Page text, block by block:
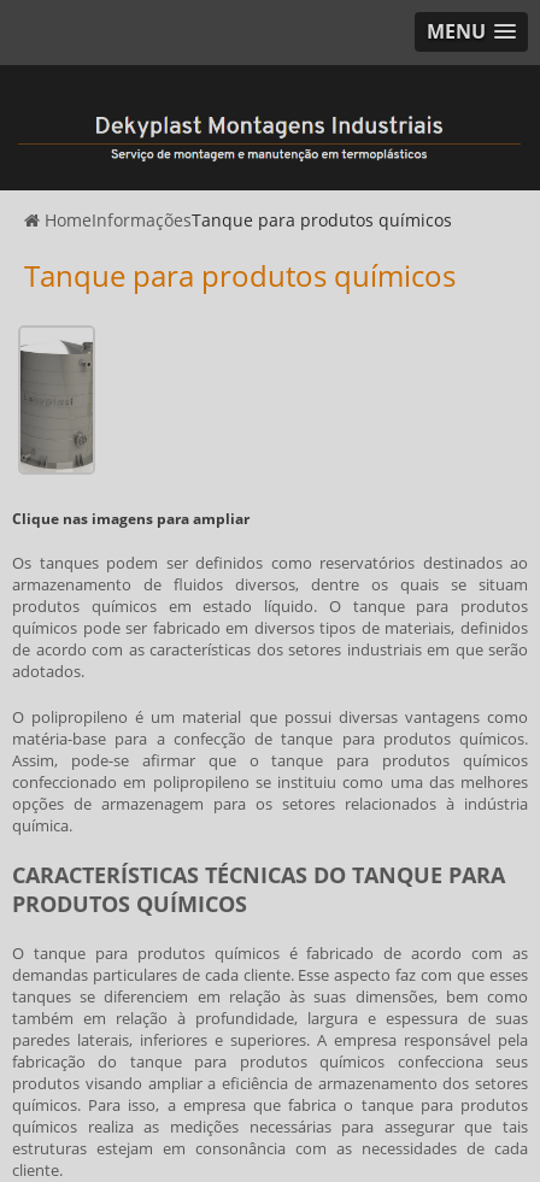
MENU
HomeInformaçõesTanque para produtos químicos
Tanque para produtos químicos
Clique nas imagens para ampliar
Os tanques podem ser definidos como reservatórios destinados ao
armazenamento de fluidos diversos, dentre os quais se situam
produtos químicos em estado líquido. O tanque para produtos
químicos pode ser fabricado em diversos tipos de materiais, definidos
de acordo com as características dos setores industriais em que serão
adotados.
O polipropileno é um material que possui diversas vantagens como
matéria-base para a confecção detanque para produtos químicos.
Assim, pode-se afirmar que otanque para produtos químicos
confeccionado em polipropileno se instituiu como uma das melhores
opções de armazenagem para os setores relacionados à indústria
química.
CARACTERÍSTICAS TÉCNICAS DO TANQUE PARA
PRODUTOS QUÍMICOS
O tanque para produtos químicosé fabricado de acordo com as
demandas particulares de cada cliente. Esse aspecto faz com que esses
tanques se diferenciem em relação às suas dimensões, bem como
também em relação à profundidade, largura e espessura de suas
paredes laterais, inferiores e superiores. A empresa responsável pela
fabricação do tanque para produtos químicos confecciona seus
produtos visando ampliar a eficiência de armazenamento dos setores
químicos. Para isso, a empresa que fabrica o tanque para produtos
químicos realiza as medições necessárias para assegurar que tais
estruturas estejam em consonância com as necessidades de cada
cliente.